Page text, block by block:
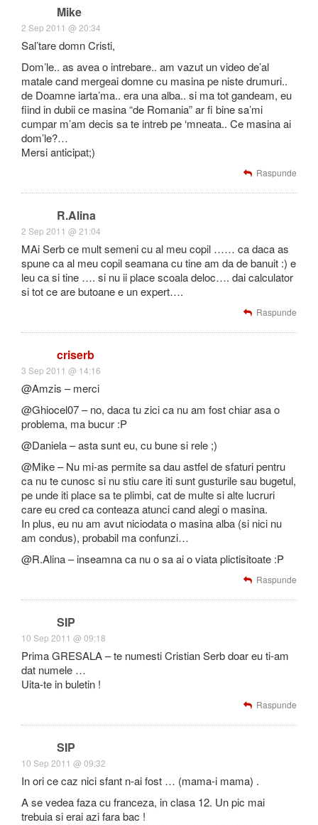
Mike
2 Sep 2011 @ 20:34
Sal’tare domn Cristi,
Dom’le.. as avea o intrebare.. am vazut un video de’al
matale cand mergeai domne cu masina pe niste drumuri..
de Doamne iarta’ma.. era una alba.. si ma tot gandeam, eu
fiind in dubii ce masina “de Romania” ar fi bine sa’mi
cumpar m’am decis sa te intreb pe ‘mneata.. Ce masina ai
dom’le?…
Mersi anticipat;)
Raspunde
R.Alina
2 Sep 2011 @ 21:04
MAi Serb ce mult semeni cu al meu copil …… ca daca as
spune ca al meu copil seamana cu tine am da de banuit :) e
leu ca si tine …. si nu ii place scoala deloc…. dai calculator
si tot ce are butoane e un expert….
Raspunde
criserb
3 Sep 2011 @ 14:16
@Amzis – merci
@Ghiocel07 – no, daca tu zici ca nu am fost chiar asa o
problema, ma bucur :P
@Daniela – asta sunt eu, cu bune si rele ;)
@Mike – Nu mi-as permite sa dau astfel de sfaturi pentru
ca nu te cunosc si nu stiu care iti sunt gusturile sau bugetul,
pe unde iti place sa te plimbi, cat de multe si alte lucruri
care eu cred ca conteaza atunci cand alegi o masina.
In plus, eu nu am avut niciodata o masina alba (si nici nu
am condus), probabil ma confunzi…
@R.Alina – inseamna ca nu o sa ai o viata plictisitoate :P
Raspunde
SIP
10 Sep 2011 @ 09:18
Prima GRESALA – te numesti Cristian Serb doar eu ti-am
dat numele …
Uita-te in buletin !
Raspunde
SIP
10 Sep 2011 @ 09:32
In ori ce caz nici sfant n-ai fost … (mama-i mama) .
A se vedea faza cu franceza, in clasa 12. Un pic mai
trebuia si erai azi fara bac !